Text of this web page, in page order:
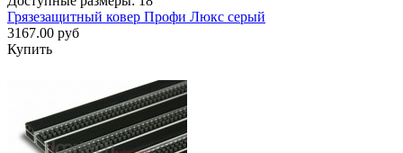
Грязезащитный ковер Профи Люкс серый
3167.00 руб
Купить